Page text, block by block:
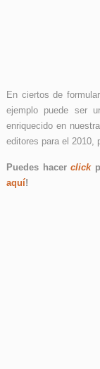
En ciertos de
ejemplo puede ser
enriquecido en
editores para el 2010,
Puedes hacerclick
aquí!